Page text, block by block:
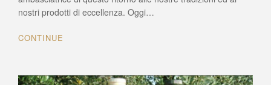
lo
(RC)
nostri prodotti di eccellenza. Oggi…
CONTINUE